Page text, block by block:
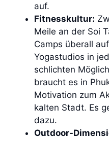
auf.
Fitnesskultur:
Meile an der Soi
Camps überall
Yogastudios in
schlichten
braucht es in
Motivation zum
kalten Stadt. Es
dazu.
Outdoor-